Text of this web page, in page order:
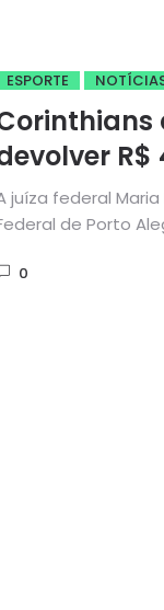
ESPORTE
R$
juíza federal Maria
de Porto
0